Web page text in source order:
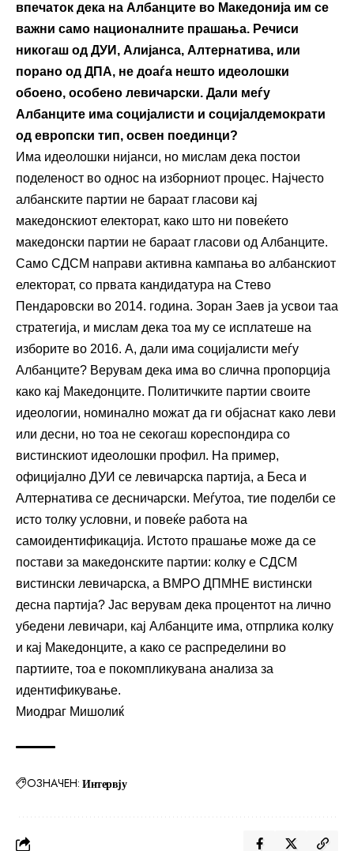
впечаток дека на Албанците во Македонија им се
важни само националните прашања. Речиси
никогаш од ДУИ, Алијанса, Алтернатива, или
порано од ДПА, не доаѓа нешто идеолошки
обоено, особено левичарски. Дали меѓу
Албанците има социјалисти и социјалдемократи
од европски тип, освен поединци?
Има идеолошки нијанси, но мислам дека постои
поделеност во однос на изборниот процес. Најчесто
албанските партии не бараат гласови кај
македонскиот електорат, како што ни повеќето
македонски партии не бараат гласови од Албанците.
Само СДСМ направи активна кампања во албанскиот
електорат, со првата кандидатура на Стево
Пендаровски во 2014. година. Зоран Заев ја усвои таа
стратегија, и мислам дека тоа му се исплатеше на
изборите во 2016. А, дали има социјалисти меѓу
Албанците? Верувам дека има во слична пропорција
како кај Македонците. Политичките партии своите
идеологии, номинално можат да ги објаснат како леви
или десни, но тоа не секогаш кореспондира со
вистинскиот идеолошки профил. На пример,
официјално ДУИ се левичарска партија, а Беса и
Алтернатива се десничарски. Меѓутоа, тие поделби се
исто толку условни, и повеќе работа на
самоидентификација. Истото прашање може да се
постави за македонските партии: колку е СДСМ
вистински левичарска, а ВМРО ДПМНЕ вистински
десна партија? Јас верувам дека процентот на лично
убедени левичари, кај Албанците има, отпрлика колку
и кај Македонците, а како се распределини во
партиите, тоа е покомпликувана анализа за
идентификување.
Миодраг Мишолиќ
ОЗНАЧЕН: Интервју